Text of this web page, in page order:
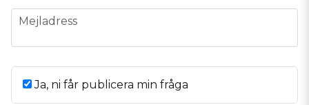
email
Mejladress
Ja, ni får publicera min fråga